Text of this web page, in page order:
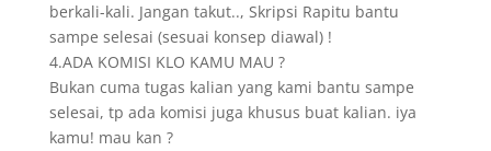
berkali-kali. Jangan takut.., Skripsi Rapitu bantu
sampe selesai (sesuai konsep diawal) !
4.ADA KOMISI KLO KAMU MAU ?
Bukan cuma tugas kalian yang kami bantu sampe
selesai, tp ada komisi juga khusus buat kalian. iya
kamu! mau kan ?